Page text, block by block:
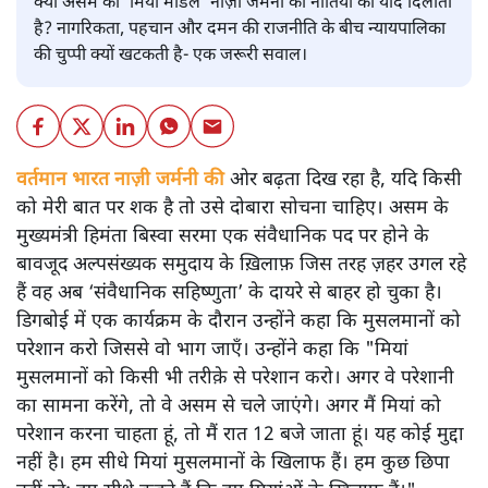
है? नागरिकता, पहचान और दमन की राजनीति के बीच न्यायपालिका
की चुप्पी क्यों खटकती है- एक जरूरी सवाल।
वर्तमान भारत नाज़ी जर्मनी कीओर बढ़ता दिख रहा है, यदि किसी
को मेरी बात पर शक है तो उसे दोबारा सोचना चाहिए। असम के
मुख्यमंत्री हिमंता बिस्वा सरमा एक संवैधानिक पद पर होने के
बावजूद अल्पसंख्यक समुदाय के ख़िलाफ़ जिस तरह ज़हर उगल रहे
हैं वह अब ‘संवैधानिक सहिष्णुता’ के दायरे से बाहर हो चुका है।
डिगबोई में एक कार्यक्रम के दौरान उन्होंने कहा कि मुसलमानों को
परेशान करो जिससे वो भाग जाएँ। उन्होंने कहा कि "मियां
मुसलमानों को किसी भी तरीक़े से परेशान करो। अगर वे परेशानी
का सामना करेंगे, तो वे असम से चले जाएंगे। अगर मैं मियां को
परेशान करना चाहता हूं, तो मैं रात 12 बजे जाता हूं। यह कोई मुद्दा
नहीं है। हम सीधे मियां मुसलमानों के खिलाफ हैं। हम कुछ छिपा